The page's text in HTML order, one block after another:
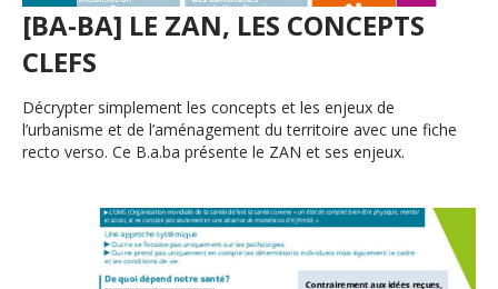
[BA-BA] LE ZAN, LES CONCEPTS
CLEFS
Décrypter simplement les concepts et les enjeux de
l’urbanisme et de l’aménagement du territoire avec une fiche
recto verso. Ce B.a.ba présente le ZAN et ses enjeux.